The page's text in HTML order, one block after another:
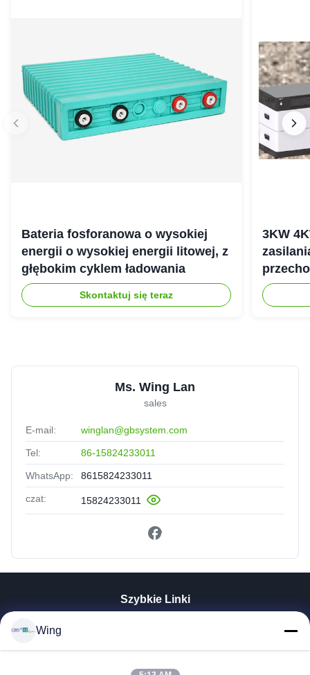
Bateria fosforanowa o wysokiej
energii o wysokiej energii litowej, z
głębokim cyklem ładowania
Skontaktuj się teraz
3KW
Ms. Wing Lan
sales
E-mail: winglan@gbsystem.com
Tel: 86-15824233011
WhatsApp: 8615824233011
czat: 15824233011
Szybkie Linki
Wing